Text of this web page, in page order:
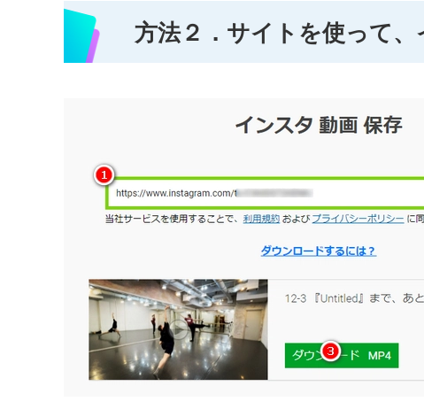
方法２．サイトを使って